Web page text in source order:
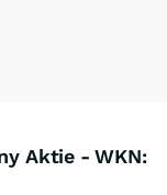
Aktie - WKN: